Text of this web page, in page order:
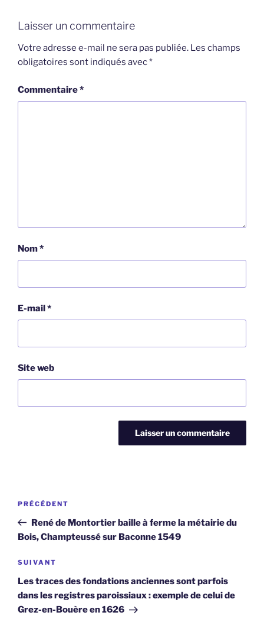
Laisser un commentaire
Votre adresse e-mail ne sera pas publiée. Les champs
obligatoires sont indiqués avec*
Commentaire*
Nom*
E-mail*
Site web
Navigation
l’article
Article
précédent
PRÉCÉDENT
René de Montortier baille à ferme la métairie du
Bois, Champteussé sur Baconne 1549
Article
suivant
SUIVANT
Les traces des fondations anciennes sont parfois
dans les registres paroissiaux : exemple de celui de
Grez-en-Bouère en 1626